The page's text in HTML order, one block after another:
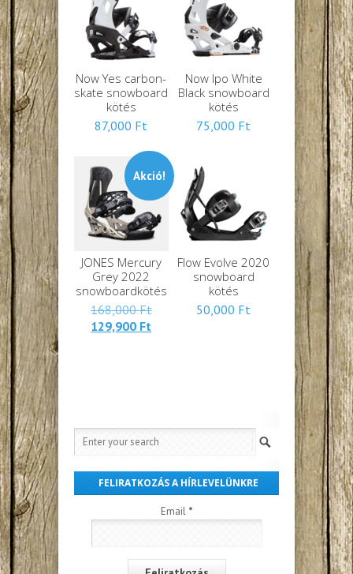
Now Yes carbon-
skate snowboard
kötés
87,000 Ft
Now Ipo White
Black snowboard
kötés
75,000 Ft
Akció!
JONES Mercury
Grey 2022
snowboardkötés
168,000FtEredeti
129,900 Ft
Flow Evolve 2020
snowboard
kötés
50,000 Ft
FELIRATKOZÁS A HÍRLEVELÜNKRE
Email *